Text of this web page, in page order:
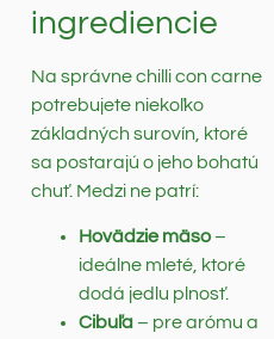
ingrediencie
Na správne chilli con carne
potrebujete niekoľko
základných surovín, ktoré
sa postarajú o jeho bohatú
chuť. Medzi ne patrí:
Hovädzie mäso–
ideálne mleté, ktoré
dodá jedlu plnosť.
Cibuľa– pre arómu a